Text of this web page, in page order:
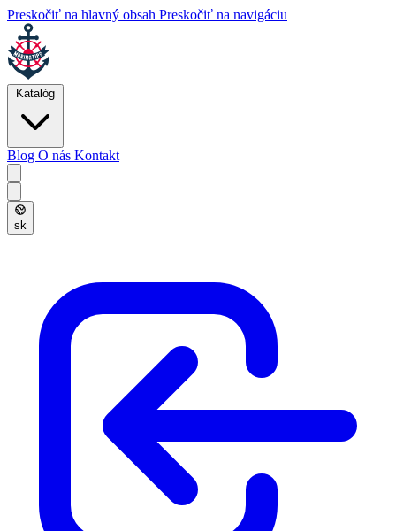
Preskočiť na hlavný obsah Preskočiť na navigáciu
Katalóg
Blog O nás Kontakt
sk